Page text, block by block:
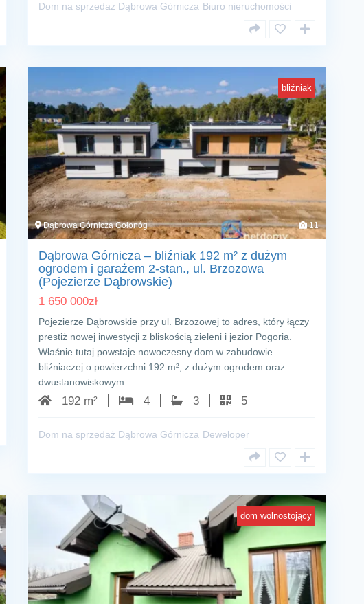
Dom na sprzedaż Dąbrowa Górnicza Biuro nieruchomości
bliźniak
Dąbrowa Górnicza Gołonóg 11
Dąbrowa Górnicza – bliźniak 192 m² z dużym
ogrodem i garażem 2-stan., ul. Brzozowa
(Pojezierze Dąbrowskie)
1 650 000zł
Pojezierze Dąbrowskie przy ul. Brzozowej to adres, który łączy
prestiż nowej inwestycji z bliskością zieleni i jezior Pogoria.
Właśnie tutaj powstaje nowoczesny dom w zabudowie
bliźniaczej o powierzchni 192 m², z dużym ogrodem oraz
dwustanowiskowym…
192 m² 4 3 5
Dom na sprzedaż Dąbrowa Górnicza Deweloper
dom wolnostojący